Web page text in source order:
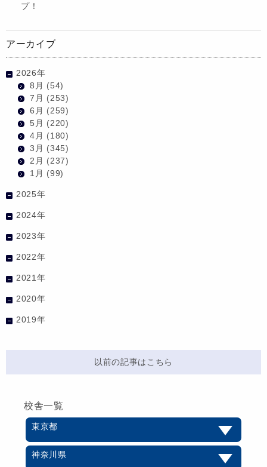
プ！
アーカイブ
2026年
8月 (54)
7月 (253)
6月 (259)
5月 (220)
4月 (180)
3月 (345)
2月 (237)
1月 (99)
2025年
2024年
2023年
2022年
2021年
2020年
2019年
以前の記事はこちら
校舎一覧
東京都
神奈川県